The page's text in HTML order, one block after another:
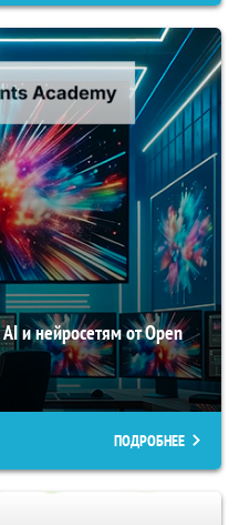
и нейросетям от Open
ПОДРОБНЕЕ